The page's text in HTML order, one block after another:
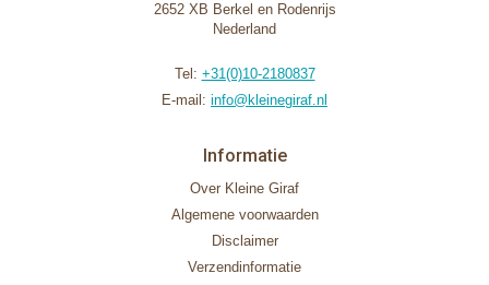
2652 XB Berkel en Rodenrijs
Nederland
Tel: +31(0)10-2180837
E-mail: info@kleinegiraf.nl
Informatie
Over Kleine Giraf
Algemene voorwaarden
Disclaimer
Verzendinformatie